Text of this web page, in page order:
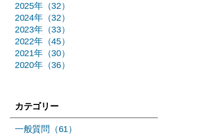
ペ
ー
ジ
送
2025年（32）
2024年（32）
2023年（33）
2022年（45）
2021年（30）
2020年（36）
カテゴリー
一般質問（61）